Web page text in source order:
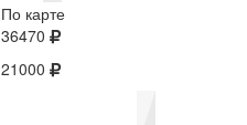
По карте
36470
21000